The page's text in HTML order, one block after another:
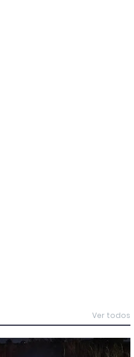
Ver todos